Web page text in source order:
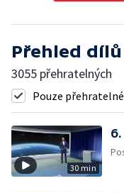
Přehled dílů
3055 přehratelných
Pouze
30 min